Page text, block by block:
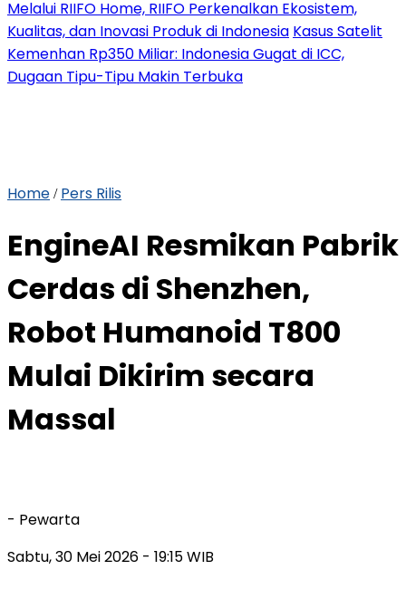
Melalui RIIFO Home, RIIFO Perkenalkan Ekosistem,
Kualitas, dan Inovasi Produk di Indonesia Kasus Satelit
Kemenhan Rp350 Miliar: Indonesia Gugat di ICC,
Dugaan Tipu-Tipu Makin Terbuka
Home / Pers Rilis
EngineAI Resmikan Pabrik
Cerdas di Shenzhen,
Robot Humanoid T800
Mulai Dikirim secara
Massal
- Pewarta
Sabtu, 30 Mei 2026 - 19:15 WIB